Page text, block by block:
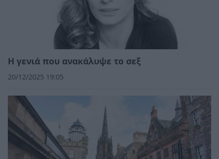
Η γενιά που ανακάλυψε το σεξ
20/12/2025 19:05